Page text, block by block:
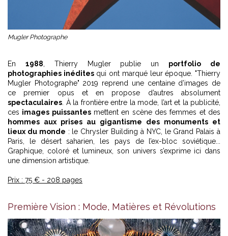
Mugler Photographe
En 1988 , Thierry Mugler publie un portfolio de
photographies inéditesqui ont marqué leur époque. "Thierry
Mugler Photographe" 2019 reprend une centaine d’images de
ce premier opus et en propose d’autres absolument
spectaculaires . À la frontière entre la mode, l’art et la publicité,
ces images puissantesmettent en scène des femmes et des
hommes aux prises au gigantisme des monuments et
lieux du monde : le Chrysler Building à NYC, le Grand Palais à
Paris, le désert saharien, les pays de l’ex-bloc soviétique...
Graphique, coloré et lumineux, son univers s’exprime ici dans
une dimension artistique.
Prix : 75 € - 208 pages
Première Vision : Mode, Matières et Révolutions